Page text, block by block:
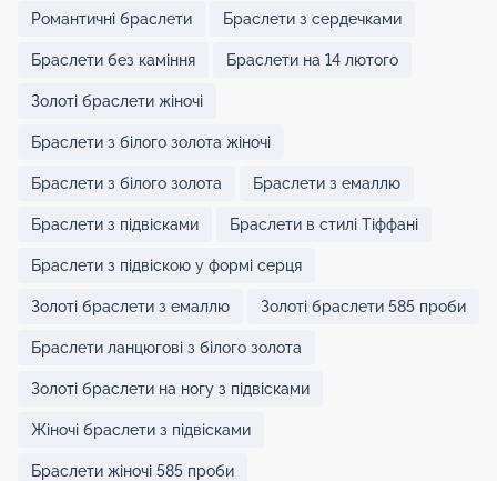
Романтичні браслети Браслети з сердечками
Браслети без каміння Браслети на 14 лютого
Золоті браслети жіночі
Браслети з білого золота жіночі
Браслети з білого золота Браслети з емаллю
Браслети з підвісками Браслети в стилі Тіффані
Браслети з підвіскою у формі серця
Золоті браслети з емаллю Золоті браслети 585 проби
Браслети ланцюгові з білого золота
Золоті браслети на ногу з підвісками
Жіночі браслети з підвісками
Браслети жіночі 585 проби